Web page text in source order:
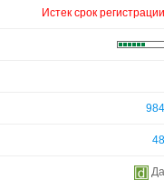
Истек срок регистрации
984
48
Да